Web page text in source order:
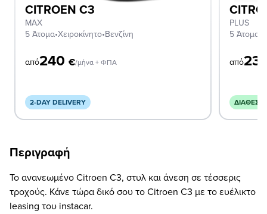
CITROEN C3
MAX
5 Άτομα•Χειροκίνητο•Βενζίνη
από240 €/μήνα + ΦΠΑ
2-DAY DELIVERY
PLUS
5 Άτομα
από
Περιγραφή
Το ανανεωμένο Citroen C3, στυλ και άνεση σε τέσσερις
τροχούς. Κάνε τώρα δικό σου το Citroen C3 με το ευέλικτο
leasing του instacar.